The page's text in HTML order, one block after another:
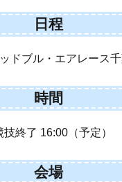
日程
ドブル・エアレース
時間
終了 16:00（予定）
会場